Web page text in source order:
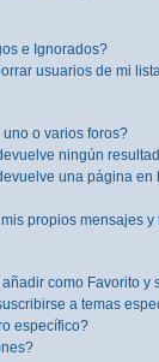
e Ignorados?
usuarios de mi
o varios foros?
ningún
una página en
propios mensajes y
como Favorito y
a temas
específico?